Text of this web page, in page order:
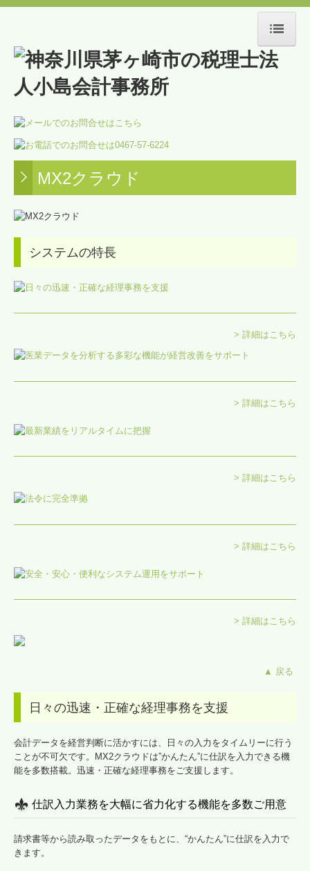
HOME
事務所紹介
スタッフ紹介
当事務所のサービス
経営サポート
創業支援
経営アドバイス・コーナー
お問合せ
MX2クラウド
システムの特長
> 詳細はこちら
> 詳細はこちら
> 詳細はこちら
> 詳細はこちら
> 詳細はこちら
▲ 戻る
日々の迅速・正確な経理事務を支援
会計データを経営判断に活かすには、日々の入力をタイムリーに行う
ことが不可欠です。MX2クラウドは”かんたん”に仕訳を入力できる機
能を多数搭載。迅速・正確な経理事務をご支援します。
仕訳入力業務を大幅に省力化する機能を多数ご用意
請求書等から読み取ったデータをもとに、“かんたん”に仕訳を入力で
きます。